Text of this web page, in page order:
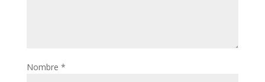
Nombre *